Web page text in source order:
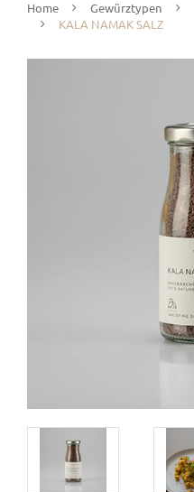
Home Gewürztypen
KALA NAMAK SALZ